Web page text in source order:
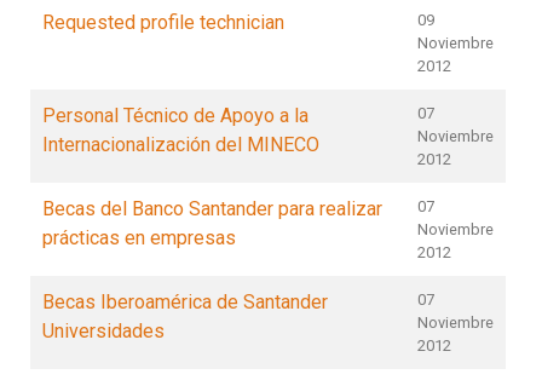
Requested profile technician
09
Noviembre
2012
Personal Técnico de Apoyo a la
Internacionalización del MINECO
07
Noviembre
2012
Becas del Banco Santander para realizar
prácticas en empresas
07
Noviembre
2012
Becas Iberoamérica de Santander
Universidades
07
Noviembre
2012